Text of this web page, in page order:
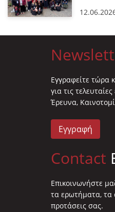
Eγγραφείτε τώρα
για τις
Έρευνα,
Εγγραφή
Contact
Επικοινωνήστε
τα ερωτήματα, τα
προτάσεις σας.